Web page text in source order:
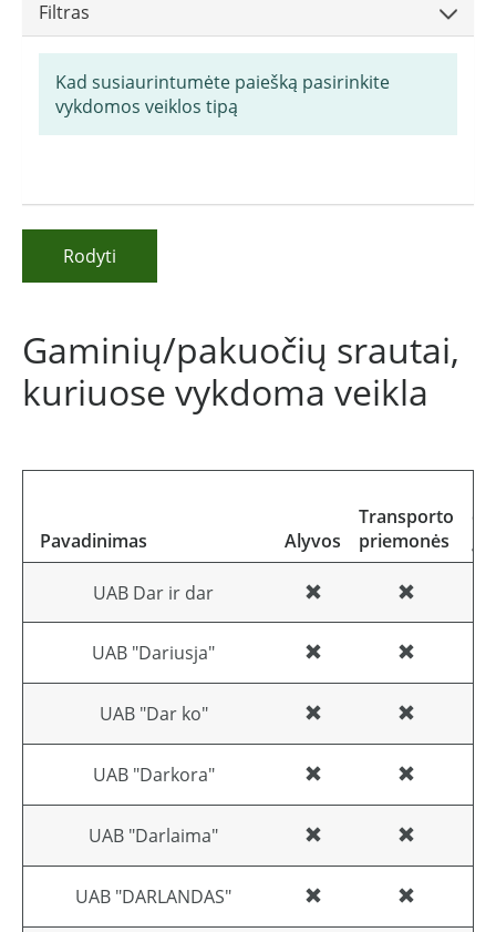
Filtras
Kad susiaurintumėte paiešką pasirinkite
vykdomos veiklos tipą
Rodyti
Gaminių/pakuočių srautai,
kuriuose vykdoma veikla
Pavadinimas Alyvos
Transporto
priemonės
UAB Dar ir dar
UAB "Dariusja"
UAB "Dar ko"
UAB "Darkora"
UAB "Darlaima"
UAB "DARLANDAS"